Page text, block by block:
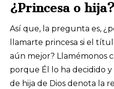
¿Princesa o hija?
Así que, la pregunta es,
llamarte princesa si el
aún mejor? Llamémonos
porque Él lo ha decidido
de hija de Dios denota la